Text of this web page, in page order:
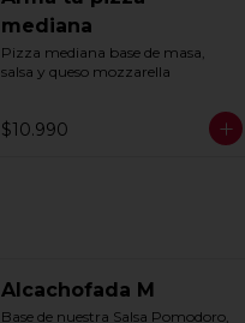
mediana
Pizza mediana base de masa,
salsa y queso mozzarella
$10.990
Alcachofada M
Base de nuestra Salsa Pomodoro,